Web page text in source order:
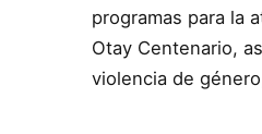
programas para la
Otay Centenario,
violencia de